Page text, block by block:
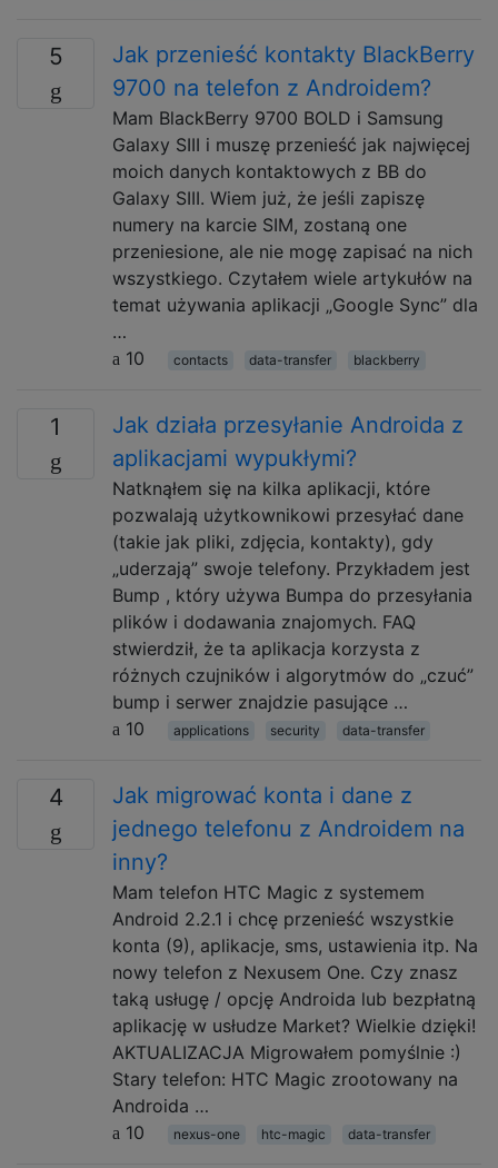
5
Jak przenieść kontakty BlackBerry
9700 na telefon z Androidem?
Mam BlackBerry 9700 BOLD i Samsung
Galaxy SIII i muszę przenieść jak najwięcej
moich danych kontaktowych z BB do
Galaxy SIII. Wiem już, że jeśli zapiszę
numery na karcie SIM, zostaną one
przeniesione, ale nie mogę zapisać na nich
wszystkiego. Czytałem wiele artykułów na
temat używania aplikacji „Google Sync” dla
…
10
contacts data-transfer blackberry
1
Jak działa przesyłanie Androida z
aplikacjami wypukłymi?
Natknąłem się na kilka aplikacji, które
pozwalają użytkownikowi przesyłać dane
(takie jak pliki, zdjęcia, kontakty), gdy
„uderzają” swoje telefony. Przykładem jest
Bump , który używa Bumpa do przesyłania
plików i dodawania znajomych. FAQ
stwierdził, że ta aplikacja korzysta z
różnych czujników i algorytmów do „czuć”
bump i serwer znajdzie pasujące …
10
applications security data-transfer
4
Jak migrować konta i dane z
jednego telefonu z Androidem na
inny?
Mam telefon HTC Magic z systemem
Android 2.2.1 i chcę przenieść wszystkie
konta (9), aplikacje, sms, ustawienia itp. Na
nowy telefon z Nexusem One. Czy znasz
taką usługę / opcję Androida lub bezpłatną
aplikację w usłudze Market? Wielkie dzięki!
AKTUALIZACJA Migrowałem pomyślnie :)
Stary telefon: HTC Magic zrootowany na
Androida …
10
nexus-one htc-magic data-transfer